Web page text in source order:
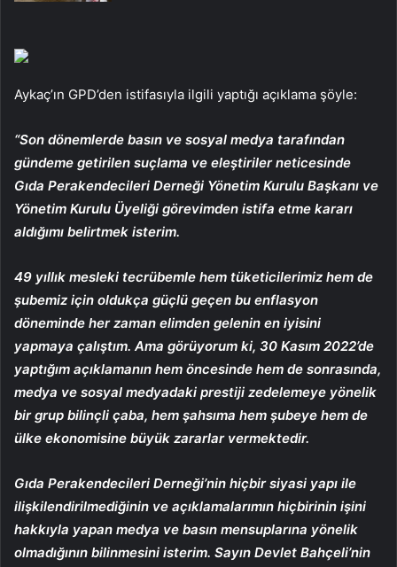
Aykaç’ın GPD’den istifasıyla ilgili yaptığı açıklama şöyle:
“Son dönemlerde basın ve sosyal medya tarafından
gündeme getirilen suçlama ve eleştiriler neticesinde
Gıda Perakendecileri Derneği Yönetim Kurulu Başkanı ve
Yönetim Kurulu Üyeliği görevimden istifa etme kararı
aldığımı belirtmek isterim.
49 yıllık mesleki tecrübemle hem tüketicilerimiz hem de
şubemiz için oldukça güçlü geçen bu enflasyon
döneminde her zaman elimden gelenin en iyisini
yapmaya çalıştım. Ama görüyorum ki, 30 Kasım 2022’de
yaptığım açıklamanın hem öncesinde hem de sonrasında,
medya ve sosyal medyadaki prestiji zedelemeye yönelik
bir grup bilinçli çaba, hem şahsıma hem şubeye hem de
ülke ekonomisine büyük zararlar vermektedir.
Gıda Perakendecileri Derneği’nin hiçbir siyasi yapı ile
ilişkilendirilmediğinin ve açıklamalarımın hiçbirinin işini
hakkıyla yapan medya ve basın mensuplarına yönelik
olmadığının bilinmesini isterim. Sayın Devlet Bahçeli’nin